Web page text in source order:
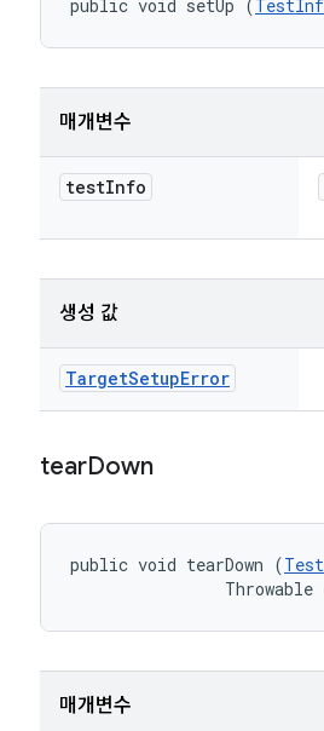
public void setUp (
매개변수
testInfo
생성 값
TargetSetupError
tearDown
public void tearDown (
Throwable
매개변수